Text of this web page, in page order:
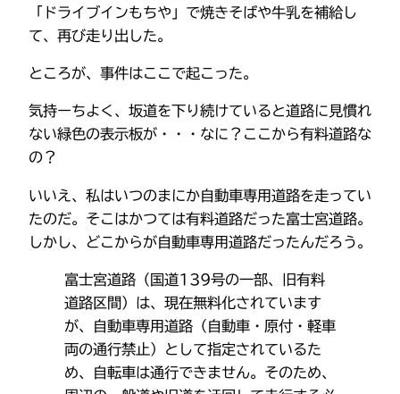
「ドライブインもちや」で焼きそばや牛乳を補給し
て、再び走り出した。
ところが、事件はここで起こった。
気持ーちよく、坂道を下り続けていると道路に見慣れ
ない緑色の表示板が・・・なに？ここから有料道路な
の？
いいえ、私はいつのまにか自動車専用道路を走ってい
たのだ。そこはかつては有料道路だった富士宮道路。
しかし、どこからが自動車専用道路だったんだろう。
富士宮道路（国道139号の一部、旧有料
道路区間）は、現在無料化されています
が、自動車専用道路（自動車・原付・軽車
両の通行禁止）として指定されているた
め、自転車は通行できません。そのため、